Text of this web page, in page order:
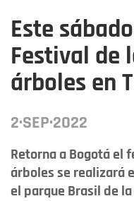
Este
Festival de
árboles en
2·SEP·2022
Retorna a Bogotá el
árboles se realizará
el parque Brasil de